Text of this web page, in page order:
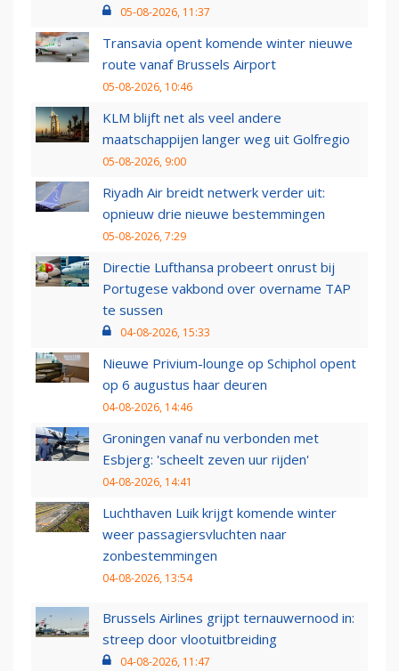
05-08-2026, 11:37
Transavia opent komende winter nieuwe
route vanaf Brussels Airport
05-08-2026, 10:46
KLM blijft net als veel andere
maatschappijen langer weg uit Golfregio
05-08-2026, 9:00
Riyadh Air breidt netwerk verder uit:
opnieuw drie nieuwe bestemmingen
05-08-2026, 7:29
Directie Lufthansa probeert onrust bij
Portugese vakbond over overname TAP
te sussen
04-08-2026, 15:33
Nieuwe Privium-lounge op Schiphol opent
op 6 augustus haar deuren
04-08-2026, 14:46
Groningen vanaf nu verbonden met
Esbjerg: 'scheelt zeven uur rijden'
04-08-2026, 14:41
Luchthaven Luik krijgt komende winter
weer passagiersvluchten naar
zonbestemmingen
04-08-2026, 13:54
Brussels Airlines grijpt ternauwernood in:
streep door vlootuitbreiding
04-08-2026, 11:47